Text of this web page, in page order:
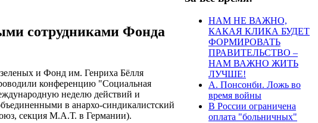
сотрудниками Фонда
и Фонд им. Генриха Бёлля
конференцию "Социальная
неделю действий и
в анархо-синдикалистский
секция М.А.Т. в Германии).
НАМ НЕ ВАЖНО,
КАКАЯ КЛИКА БУДЕТ
ФОРМИРОВАТЬ
ПРАВИТЕЛЬСТВО –
НАМ ВАЖНО ЖИТЬ
ЛУЧШЕ!
А. Понсонби. Ложь во
время войны
В России ограничена
оплата "больничных"